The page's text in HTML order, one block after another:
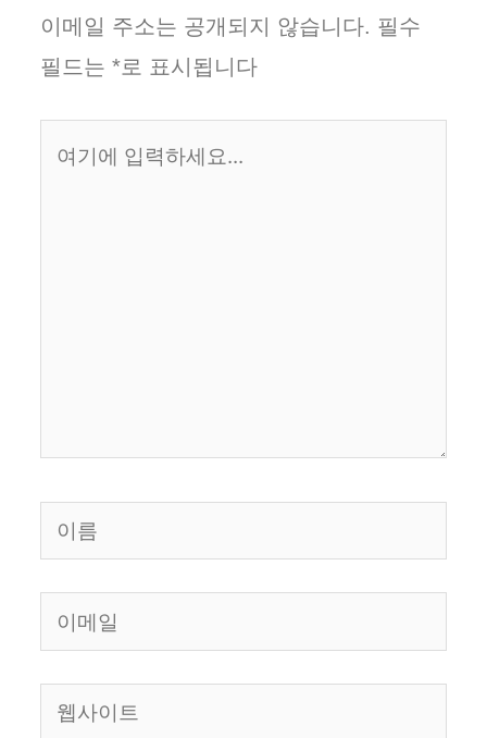
이메일 주소는 공개되지 않습니다. 필수
필드는 *로 표시됩니다
이
름
이
메
일
웹